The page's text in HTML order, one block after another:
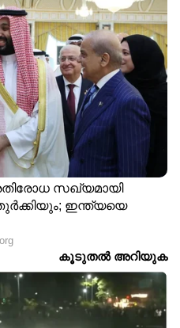
ഇറാനെതിരെ തീരുമാനിച്ച
പോലെ എല്ലാം നടക്കണം,
ഇന്‍റന്‍റ് ലെറ്റ‍ർ വേണ്ട;
ട്രംപുമായി ഉടക്കി
നെതന്യാഹു, ഒരു
മണിക്കൂർ നീണ്ട് ച‍ർച്ച
ആഭ്യന്തരമന്ത്രിക്ക്
പിന്നാലെ പാക് സെെനിക
അമേരിക്കയുമായി
സമാധാന ചർച്ചയ്ക്ക്
സാധ്യത